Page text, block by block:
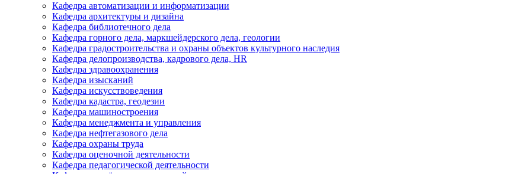
Кафедра автоматизации и информатизации
Кафедра архитектуры и дизайна
Кафедра библиотечного дела
Кафедра горного дела, маркшейдерского дела, геологии
Кафедра градостроительства и охраны объектов культурного наследия
Кафедра делопроизводства, кадрового дела, HR
Кафедра здравоохранения
Кафедра изысканий
Кафедра искусствоведения
Кафедра кадастра, геодезии
Кафедра машиностроения
Кафедра менеджмента и управления
Кафедра нефтегазового дела
Кафедра охраны труда
Кафедра оценочной деятельности
Кафедра педагогической деятельности